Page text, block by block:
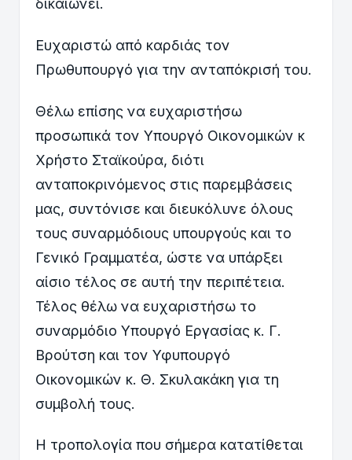
δικαιώνει.
Ευχαριστώ από καρδιάς τον
Πρωθυπουργό για την ανταπόκρισή του.
Θέλω επίσης να ευχαριστήσω
προσωπικά τον Υπουργό Οικονομικών κ
Χρήστο Σταϊκούρα, διότι
ανταποκρινόμενος στις παρεμβάσεις
μας, συντόνισε και διευκόλυνε όλους
τους συναρμόδιους υπουργούς και το
Γενικό Γραμματέα, ώστε να υπάρξει
αίσιο τέλος σε αυτή την περιπέτεια.
Τέλος θέλω να ευχαριστήσω το
συναρμόδιο Υπουργό Εργασίας κ. Γ.
Βρούτση και τον Υφυπουργό
Οικονομικών κ. Θ. Σκυλακάκη για τη
συμβολή τους.
Η τροπολογία που σήμερα κατατίθεται